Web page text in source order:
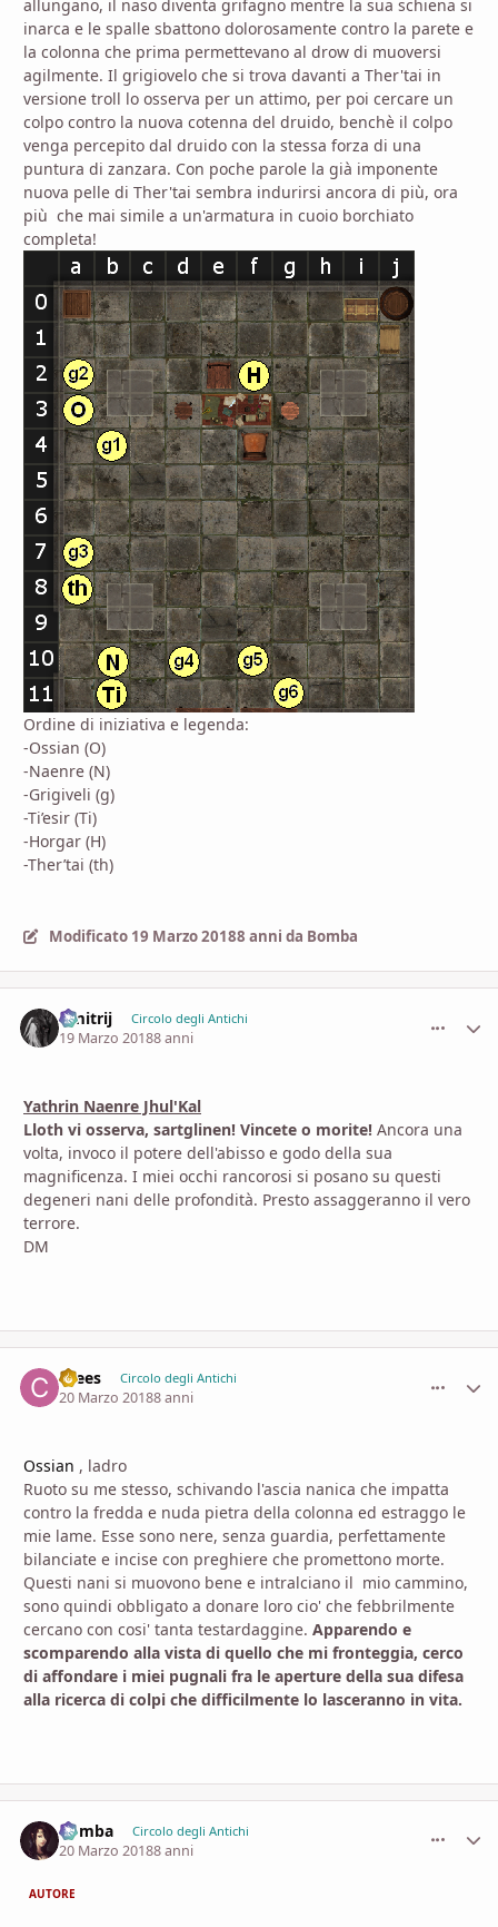
allungano, il naso diventa grifagno mentre la sua schiena si
inarca e le spalle sbattono dolorosamente contro la parete e
la colonna che prima permettevano al drow di muoversi
agilmente. Il grigiovelo che si trova davanti a Ther'tai in
versione troll lo osserva per un attimo, per poi cercare un
colpo contro la nuova cotenna del druido, benchè il colpo
venga percepito dal druido con la stessa forza di una
puntura di zanzara. Con poche parole la già imponente
nuova pelle di Ther'tai sembra indurirsi ancora di più, ora
più che mai simile a un'armatura in cuoio borchiato
completa!
Ordine di iniziativa e legenda:
-Ossian (O)
-Naenre (N)
-Grigiveli (g)
-Ti’esir (Ti)
-Horgar (H)
-Ther’tai (th)
Modificato 19 Marzo 20188 anni da Bomba
Dmitrij Circolo degli Antichi
19 Marzo 20188 anni
Yathrin Naenre Jhul'Kal
Lloth vi osserva, sartglinen! Vincete o morite! Ancora una
volta, invoco il potere dell'abisso e godo della sua
magnificenza. I miei occhi rancorosi si posano su questi
degeneri nani delle profondità. Presto assaggeranno il vero
terrore.
DM
Crees Circolo degli Antichi
20 Marzo 20188 anni
Ossian , ladro
Ruoto su me stesso, schivando l'ascia nanica che impatta
contro la fredda e nuda pietra della colonna ed estraggo le
mie lame. Esse sono nere, senza guardia, perfettamente
bilanciate e incise con preghiere che promettono morte.
Questi nani si muovono bene e intralciano il mio cammino,
sono quindi obbligato a donare loro cio' che febbrilmente
cercano con cosi' tanta testardaggine. Apparendo e
scomparendo alla vista di quello che mi fronteggia, cerco
di affondare i miei pugnali fra le aperture della sua difesa
alla ricerca di colpi che difficilmente lo lasceranno in vita.
Bomba Circolo degli Antichi
20 Marzo 20188 anni
AUTORE